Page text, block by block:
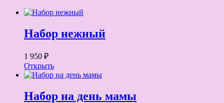
Набор нежный
1 950 ₽
Открыть
Набор на день мамы